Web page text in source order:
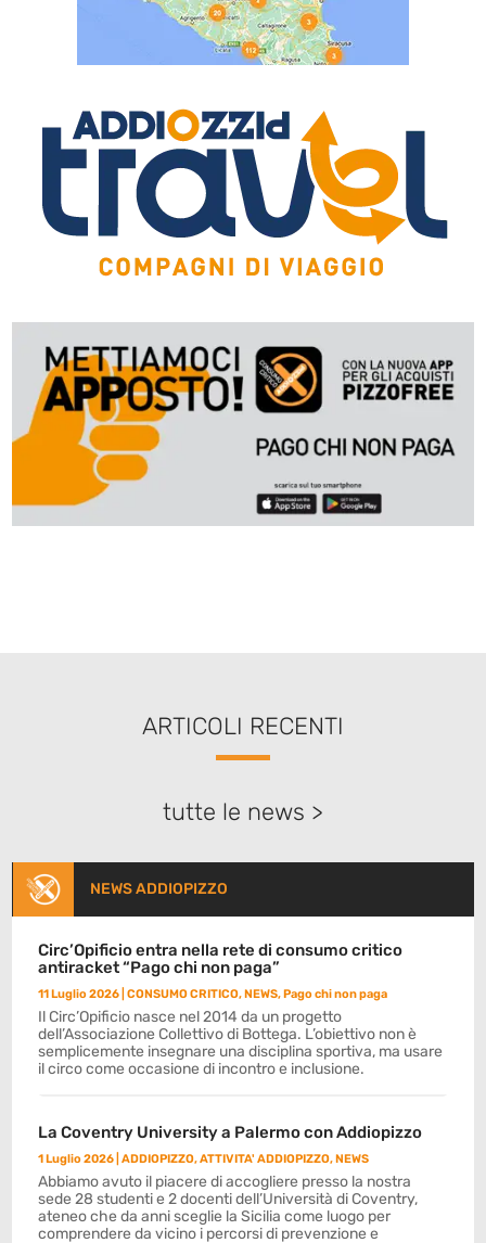
ARTICOLI RECENTI
tutte le news >
NEWS ADDIOPIZZO
Circ’Opificio entra nella rete di consumo critico
antiracket “Pago chi non paga”
11 Luglio 2026 |CONSUMO CRITICO,NEWS,Pago chi non paga
Il Circ’Opificio nasce nel 2014 da un progetto
dell’Associazione Collettivo di Bottega. L’obiettivo non è
semplicemente insegnare una disciplina sportiva, ma usare
il circo come occasione di incontro e inclusione.
La Coventry University a Palermo con Addiopizzo
1 Luglio 2026 |ADDIOPIZZO,ATTIVITA' ADDIOPIZZO,NEWS
Abbiamo avuto il piacere di accogliere presso la nostra
sede 28 studenti e 2 docenti dell’Università di Coventry,
ateneo che da anni sceglie la Sicilia come luogo per
comprendere da vicino i percorsi di prevenzione e